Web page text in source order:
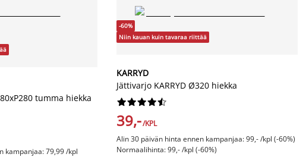
tumma hiekka
kampanjaa: 79,99 /kpl
-60%
Niin kauan kuin tavaraa riittää
KARRYD
Jättivarjo KARRYD Ø320 hiekka






39,-/KPL
Alin 30 päivän hinta ennen kampanjaa: 99,- /kpl (-60%)
Normaalihinta: 99,- /kpl (-60%)